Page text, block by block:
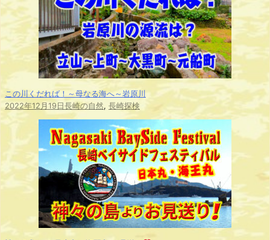
この川くだれば！～母なる海へ～岩原川
2022年12月19日 長崎の自然, 長崎探検